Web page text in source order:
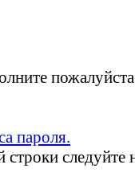
пожалуйста
пароля.
строки следуйте